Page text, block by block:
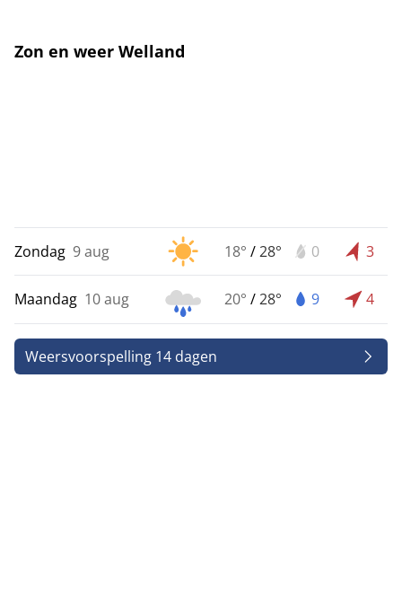
Zon en weer Welland
Zondag 9 aug 18° /28° 0 3
Maandag 10 aug 20° /28° 9 4
Weersvoorspelling 14 dagen